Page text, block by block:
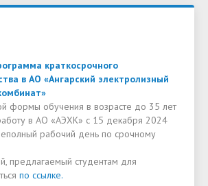
краткосрочного
в АО «Ангарский электролизный
формы обучения в возрасте до 35 лет
в АО «АЭХК» с 15 декабря 2024
рабочий день по срочному
предлагаемый студентам для
по ссылке.